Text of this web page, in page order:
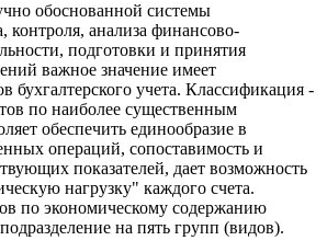
обоснованной системы
контроля, анализа финансово-
подготовки и принятия
важное значение имеет
бухгалтерского учета. Классификация -
по наиболее существенным
обеспечить единообразие в
операций, сопоставимость и
показателей, дает возможность
нагрузку" каждого счета.
по экономическому содержанию
на пять групп (видов).